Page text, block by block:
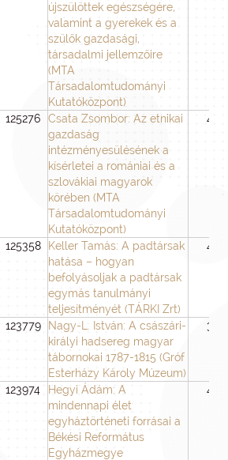
újszülöttek egészségére,
valamint a gyerekek és a
szülők gazdasági,
társadalmi jellemzőire
(MTA
Társadalomtudományi
Kutatóközpont)
125276
Csata Zsombor: Az etnikai
gazdaság
intézményesülésének a
kísérletei a romániai és a
szlovákiai magyarok
körében (MTA
Társadalomtudományi
Kutatóközpont)
48
125358
Keller Tamás: A padtársak
hatása – hogyan
befolyásoljak a padtársak
egymás tanulmányi
teljesítményét (TÁRKI Zrt)
48
123779
Nagy-L. István: A császári-
királyi hadsereg magyar
tábornokai 1787-1815 (Gróf
Esterházy Károly Múzeum)
36
123974
Hegyi Ádám: A
mindennapi élet
egyháztörténeti forrásai a
Békési Református
Egyházmegye
48